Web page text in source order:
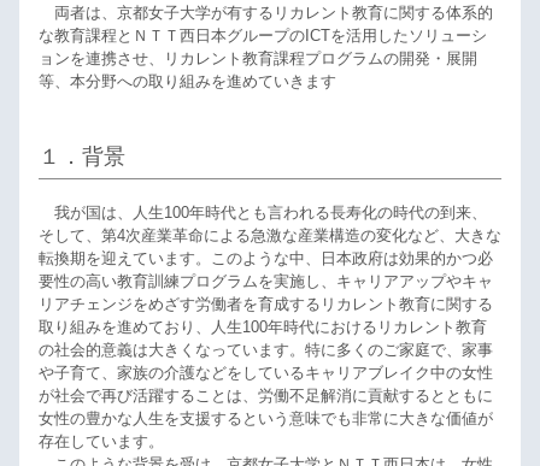
両者は、京都女子大学が有するリカレント教育に関する体系的
な教育課程とＮＴＴ西日本グループのICTを活用したソリューシ
ョンを連携させ、リカレント教育課程プログラムの開発・展開
等、本分野への取り組みを進めていきます
１．背景
我が国は、人生100年時代とも言われる長寿化の時代の到来、
そして、第4次産業革命による急激な産業構造の変化など、大きな
転換期を迎えています。このような中、日本政府は効果的かつ必
要性の高い教育訓練プログラムを実施し、キャリアアップやキャ
リアチェンジをめざす労働者を育成するリカレント教育に関する
取り組みを進めており、人生100年時代におけるリカレント教育
の社会的意義は大きくなっています。特に多くのご家庭で、家事
子育て、家族の介護などをしているキャリアブレイク中の女性
が社会で再び活躍することは、労働不足解消に貢献するとともに
女性の豊かな人生を支援するという意味でも非常に大きな価値が
存在しています。